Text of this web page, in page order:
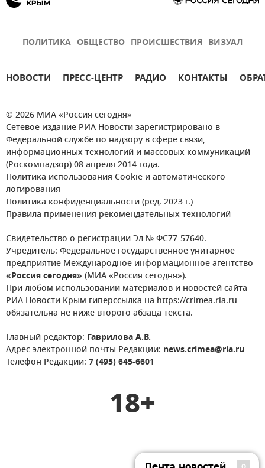
ПОЛИТИКА ОБЩЕСТВО ПРОИСШЕСТВИЯ ВИЗУАЛ
НОВОСТИ ПРЕСС-ЦЕНТР РАДИО КОНТАКТЫ
© 2026 МИА «Россия сегодня»
Сетевое издание РИА Новости зарегистрировано в
Федеральной службе по надзору в сфере связи,
информационных технологий и массовых коммуникаций
(Роскомнадзор) 08 апреля 2014 года.
Политика использования Cookie и автоматического
логирования
Политика конфиденциальности (ред. 2023 г.)
Правила применения рекомендательных технологий
Свидетельство о регистрации Эл № ФС77-57640.
Учредитель: Федеральное государственное унитарное
предприятие Международное информационное агентство
«Россия сегодня» (МИА «Россия сегодня»).
При любом использовании материалов и новостей сайта
РИА Новости Крым гиперссылка на https://crimea.ria.ru
обязательна не ниже второго абзаца текста.
Главный редактор: Гаврилова А.В.
Адрес электронной почты Редакции: news.crimea@ria.ru
Телефон Редакции: 7 (495) 645-6601
18+